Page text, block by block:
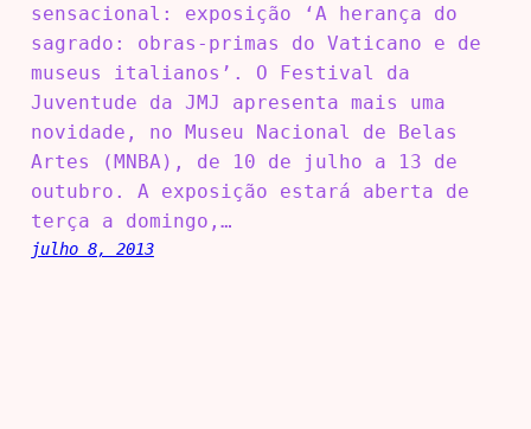
sensacional: exposição ‘A herança do
sagrado: obras-primas do Vaticano e de
museus italianos’. O Festival da
Juventude da JMJ apresenta mais uma
novidade, no Museu Nacional de Belas
Artes (MNBA), de 10 de julho a 13 de
outubro. A exposição estará aberta de
terça a domingo,…
julho 8, 2013